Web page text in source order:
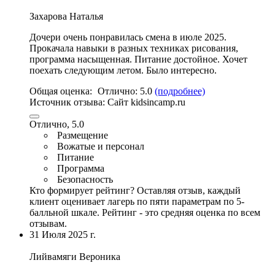
Захарова Наталья
Дочери очень понравилась смена в июле 2025.
Прокачала навыки в разных техниках рисования,
программа насыщенная. Питание достойное. Хочет
поехать следующим летом. Было интересно.
Общая оценка: Отлично: 5.0 (подробнее)
Источник отзыва: Cайт kidsincamp.ru
Отлично, 5.0
Размещение
Вожатые и персонал
Питание
Программа
Безопасность
Кто формирует рейтинг? Оставляя отзыв, каждый
клиент оценивает лагерь по пяти параметрам по 5-
балльной шкале. Рейтинг - это средняя оценка по всем
отзывам.
31 Июля 2025 г.
Лийвамяги Вероника